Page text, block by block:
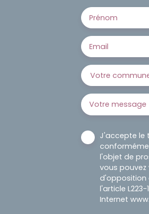
Prénom
Email
Votre
Votre message
J'accepte le
l'objet de
vous
d'opposition
l'article
Internet